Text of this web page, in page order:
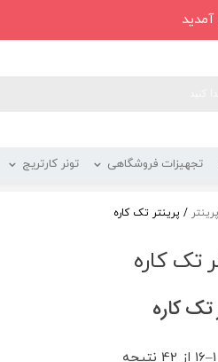
تجهیزات فروشگاهی تونر کارتریج
پرینتر / پرینتر تک کاره
تک کاره
تک کاره